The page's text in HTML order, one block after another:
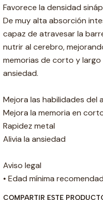
Favorece la densidad
De muy alta absorción
capaz de atravesar la
nutrir al cerebro,
memorias de corto y
ansiedad.
Mejora las habilidades del
Mejora la memoria en
Rapidez metal
Alivia la ansiedad
Aviso legal
• Edad mínima
COMPARTIR ESTE